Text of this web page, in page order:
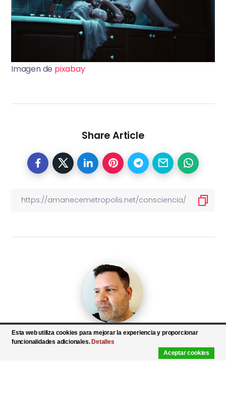
Imagen de pixabay
Share Article
Follow Me
Esta web utiliza cookies para mejorar la experiencia y proporcionar
funcionalidades adicionales. Detalles
Aceptar cookies